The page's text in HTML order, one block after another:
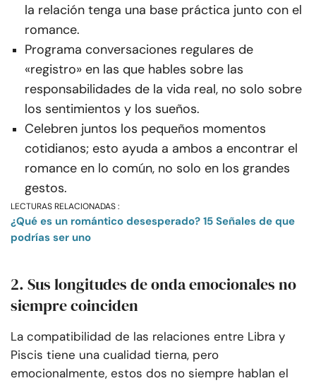
la relación tenga una base práctica junto con el
romance.
Programa conversaciones regulares de
«registro» en las que hables sobre las
responsabilidades de la vida real, no solo sobre
los sentimientos y los sueños.
Celebren juntos los pequeños momentos
cotidianos; esto ayuda a ambos a encontrar el
romance en lo común, no solo en los grandes
gestos.
LECTURAS RELACIONADAS :
¿Qué es un romántico desesperado? 15 Señales de que
podrías ser uno
2. Sus longitudes de onda emocionales no
siempre coinciden
La compatibilidad de las relaciones entre Libra y
Piscis tiene una cualidad tierna, pero
emocionalmente, estos dos no siempre hablan el